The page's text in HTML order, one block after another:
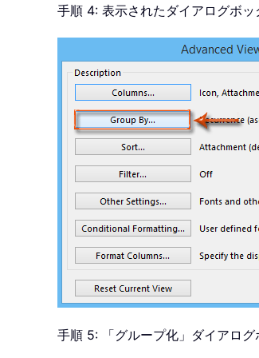
手順 4: 表示されたダイアログボッ
手順 5: 「グループ化」ダイアロ